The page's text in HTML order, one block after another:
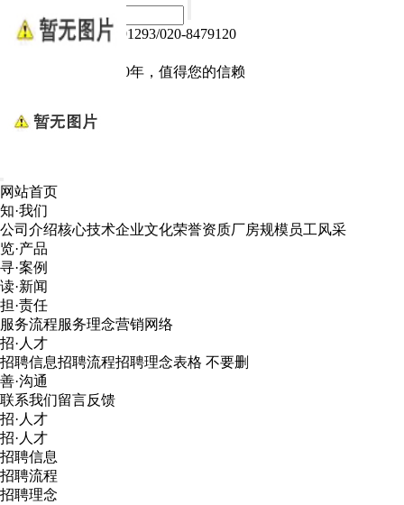
热线电话：020-84791293/020-8479120
电子产品我们做了10年，值得您的信赖
网站首页
知·我们
公司介绍核心技术企业文化荣誉资质厂房规模 员工风采
览·产品
寻·案例
读·新闻
担·责任
服务流程服务理念营销网络
招·人才
招聘信息招聘流程招聘理念表格 不要删
善·沟通
联系我们留言反馈
招·人才
招·人才
招聘信息
招聘流程
招聘理念